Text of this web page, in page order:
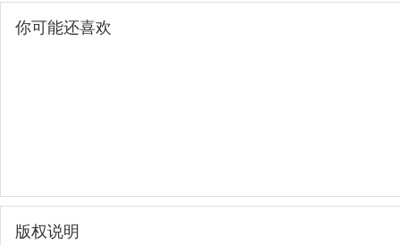
你可能还喜欢
版权说明